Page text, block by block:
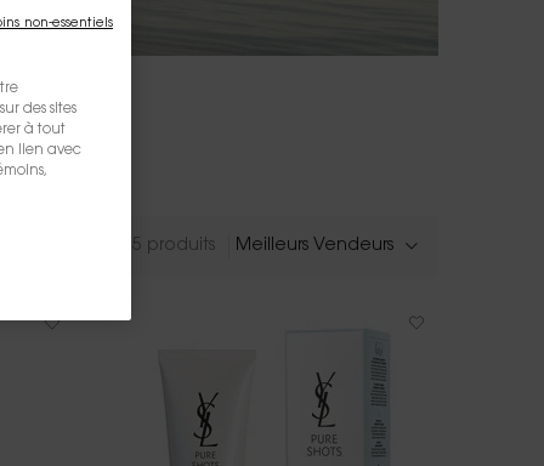
Afficher 15 produits
des sites
à tout
lien avec
non-essentiels